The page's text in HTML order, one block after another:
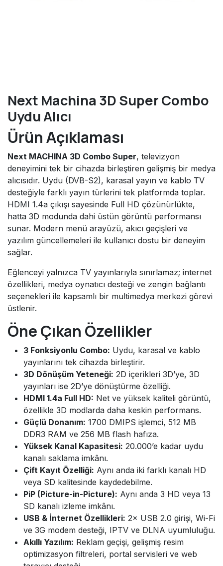
Next Machina 3D Super Combo
Uydu Alıcı
Ürün Açıklaması
Next MACHINA 3D Combo Super, televizyon
deneyimini tek bir cihazda birleştiren gelişmiş bir medya
alıcısıdır. Uydu (DVB-S2), karasal yayın ve kablo TV
desteğiyle farklı yayın türlerini tek platformda toplar.
HDMI 1.4a çıkışı sayesinde Full HD çözünürlükte,
hatta 3D modunda dahi üstün görüntü performansı
sunar. Modern menü arayüzü, akıcı geçişleri ve
yazılım güncellemeleri ile kullanıcı dostu bir deneyim
sağlar.
Eğlenceyi yalnızca TV yayınlarıyla sınırlamaz; internet
özellikleri, medya oynatıcı desteği ve zengin bağlantı
seçenekleri ile kapsamlı bir multimedya merkezi görevi
üstlenir.
Öne Çıkan Özellikler
3 Fonksiyonlu Combo: Uydu, karasal ve kablo
yayınlarını tek cihazda birleştirir.
3D Dönüşüm Yeteneği: 2D içerikleri 3D’ye, 3D
yayınları ise 2D’ye dönüştürme özelliği.
HDMI 1.4a Full HD: Net ve yüksek kaliteli görüntü,
özellikle 3D modlarda daha keskin performans.
Güçlü Donanım: 1700 DMIPS işlemci, 512 MB
DDR3 RAM ve 256 MB flash hafıza.
Yüksek Kanal Kapasitesi: 20.000’e kadar uydu
kanalı saklama imkânı.
Çift Kayıt Özelliği: Aynı anda iki farklı kanalı HD
veya SD kalitesinde kaydedebilme.
PiP (Picture-in-Picture): Aynı anda 3 HD veya 13
SD kanalı izleme imkânı.
USB & İnternet Özellikleri: 2× USB 2.0 girişi, Wi-Fi
ve 3G modem desteği, IPTV ve DLNA uyumluluğu.
Akıllı Yazılım: Reklam geçişi, gelişmiş resim
optimizasyon filtreleri, portal servisleri ve web